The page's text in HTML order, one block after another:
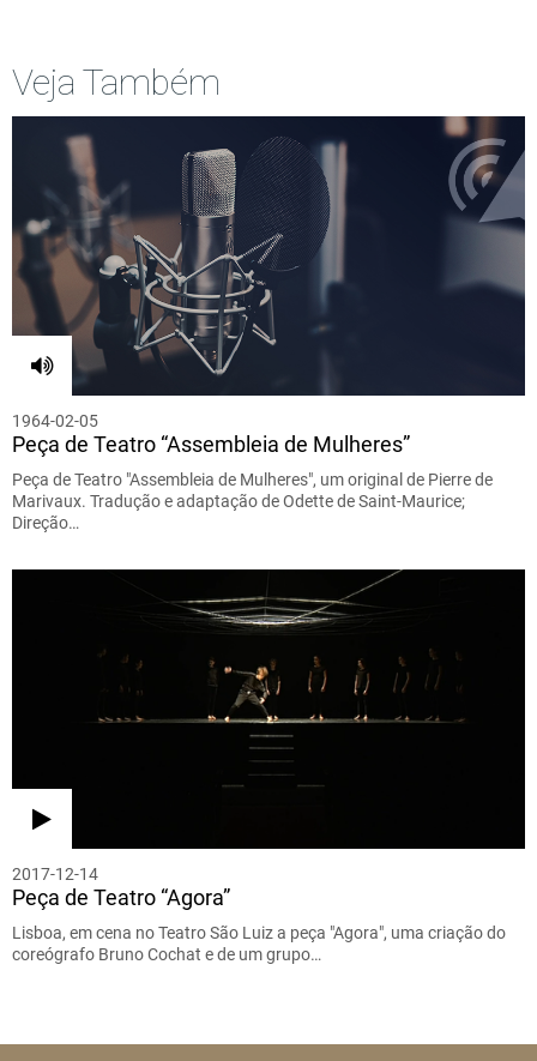
Veja Também
1964-02-05
Peça de Teatro “Assembleia de Mulheres”
Peça de Teatro "Assembleia de Mulheres", um original de Pierre de
Marivaux. Tradução e adaptação de Odette de Saint-Maurice;
Direção…
2017-12-14
Peça de Teatro “Agora”
Lisboa, em cena no Teatro São Luiz a peça "Agora", uma criação do
coreógrafo Bruno Cochat e de um grupo…